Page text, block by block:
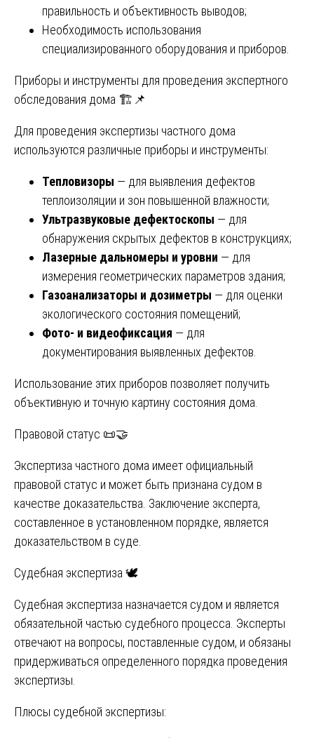
правильность и объективность выводов;
Необходимость использования
специализированного оборудования и приборов.
Приборы и инструменты для проведения экспертного
обследования дома 🏗️📌
Для проведения экспертизы частного дома
используются различные приборы и инструменты:
Тепловизоры — для выявления дефектов
теплоизоляции и зон повышенной влажности;
Ультразвуковые дефектоскопы — для
обнаружения скрытых дефектов в конструкциях;
Лазерные дальномеры и уровни — для
измерения геометрических параметров здания;
Газоанализаторы и дозиметры — для оценки
экологического состояния помещений;
Фото- и видеофиксация — для
документирования выявленных дефектов.
Использование этих приборов позволяет получить
объективную и точную картину состояния дома.
Правовой статус 📜🤝
Экспертиза частного дома имеет официальный
правовой статус и может быть признана судом в
качестве доказательства. Заключение эксперта,
составленное в установленном порядке, является
доказательством в суде.
Судебная экспертиза 🕊️
Судебная экспертиза назначается судом и является
обязательной частью судебного процесса. Эксперты
отвечают на вопросы, поставленные судом, и обязаны
придерживаться определенного порядка проведения
экспертизы.
Плюсы судебной экспертизы: